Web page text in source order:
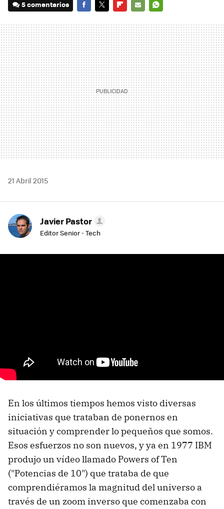
5 comentarios
MAIL
21 Abril 2015
Javier Pastor
Editor Senior - Tech
En los últimos tiempos hemos visto diversas
iniciativas que trataban de ponernos en
situación y comprender lo pequeños que somos.
Esos esfuerzos no son nuevos, y ya en 1977 IBM
produjo un vídeo llamado Powers of Ten
("Potencias de 10") que trataba de que
comprendiéramos la magnitud del universo a
través de un zoom inverso que comenzaba con